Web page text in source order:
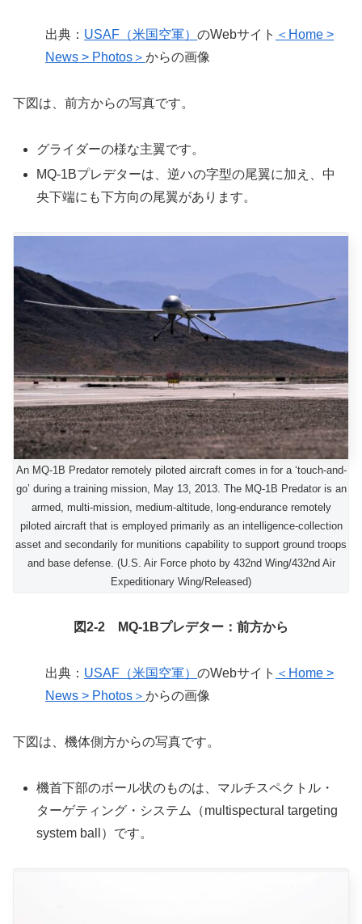
出典： USAF（米国空軍） のWebサイト ＜Home >
News > Photos＞ からの画像
下図は、前方からの写真です。
グライダーの様な主翼です。
MQ-1Bプレデターは、逆ハの字型の尾翼に加え、中
央下端にも下方向の尾翼があります。
An MQ-1B Predator remotely piloted aircraft comes in for a ‘touch-and-
go’ during a training mission, May 13, 2013. The MQ-1B Predator is an
armed, multi-mission, medium-altitude, long-endurance remotely
piloted aircraft that is employed primarily as an intelligence-collection
asset and secondarily for munitions capability to support ground troops
and base defense. (U.S. Air Force photo by 432nd Wing/432nd Air
Expeditionary Wing/Released)
図2-2 MQ-1Bプレデター：前方から
出典： USAF（米国空軍） のWebサイト ＜Home >
News > Photos＞ からの画像
下図は、機体側方からの写真です。
機首下部のボール状のものは、マルチスペクトル・
ターゲティング・システム（multispectural targeting
system ball）です。